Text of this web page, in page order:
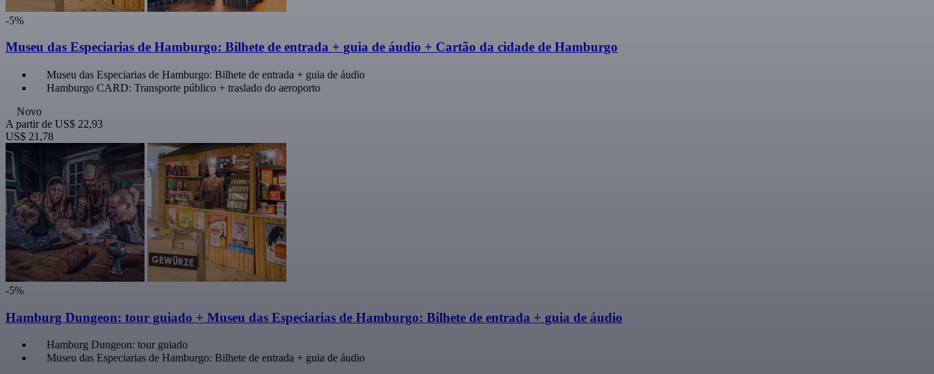
-5%
Museu das Especiarias de Hamburgo: Bilhete de entrada + guia de áudio + Cartão da cidade de Hamburgo
Museu das Especiarias de Hamburgo: Bilhete de entrada + guia de áudio
Hamburgo CARD: Transporte público + traslado do aeroporto
Novo
A partir de US$ 22,93
US$ 21,78
-5%
Hamburg Dungeon: tour guiado + Museu das Especiarias de Hamburgo: Bilhete de entrada + guia de áudio
Hamburg Dungeon: tour guiado
Museu das Especiarias de Hamburgo: Bilhete de entrada + guia de áudio